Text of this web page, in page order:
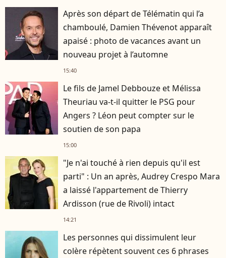
Après son départ de Télématin qui l’a
chamboulé, Damien Thévenot apparaît
apaisé : photo de vacances avant un
nouveau projet à l’automne
15:40
Le fils de Jamel Debbouze et Mélissa
Theuriau va-t-il quitter le PSG pour
Angers ? Léon peut compter sur le
soutien de son papa
15:00
"Je n'ai touché à rien depuis qu'il est
parti" : Un an après, Audrey Crespo Mara
a laissé l'appartement de Thierry
Ardisson (rue de Rivoli) intact
14:21
Les personnes qui dissimulent leur
colère répètent souvent ces 6 phrases